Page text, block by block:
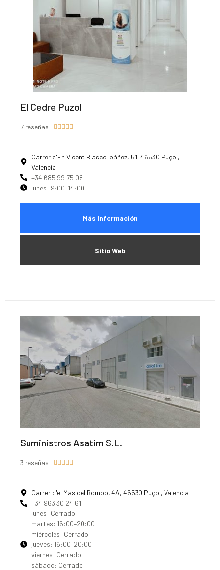
El Cedre Puzol
7 reseñas 
Carrer d'En Vicent Blasco Ibáñez, 51, 46530 Puçol,
Valencia
+34 685 99 75 08
lunes: 9:00–14:00
Más Información
Sitio Web
Suministros Asatim S.L.
3 reseñas     
Carrer d'el Mas del Bombo, 4A, 46530 Puçol, Valencia
+34 963 30 24 61
lunes: Cerrado
martes: 16:00–20:00
miércoles: Cerrado
jueves: 16:00–20:00
viernes: Cerrado
sábado: Cerrado